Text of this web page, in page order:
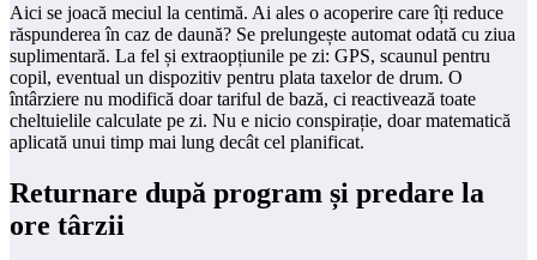
Aici se joacă meciul la centimă. Ai ales o acoperire care îți reduce
răspunderea în caz de daună? Se prelungește automat odată cu ziua
suplimentară. La fel și extraopțiunile pe zi: GPS, scaunul pentru
copil, eventual un dispozitiv pentru plata taxelor de drum. O
întârziere nu modifică doar tariful de bază, ci reactivează toate
cheltuielile calculate pe zi. Nu e nicio conspirație, doar matematică
aplicată unui timp mai lung decât cel planificat.
Returnare după program și predare la
ore târzii